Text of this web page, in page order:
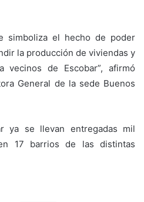
simboliza el hecho de poder
la producción de viviendas y
vecinos de Escobar”, afirmó
General de la sede Buenos
ya se llevan entregadas mil
17 barrios de las distintas